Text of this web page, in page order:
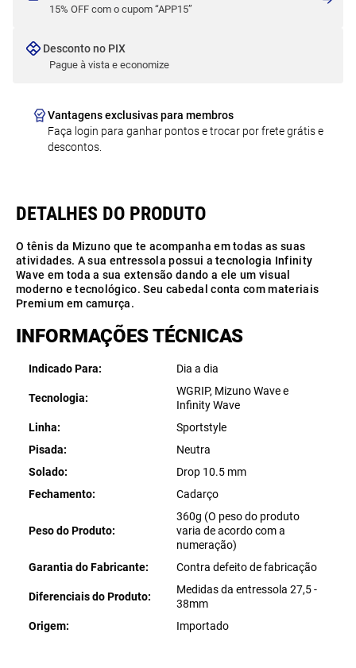
15% OFF com o cupom “APP15”
Desconto no PIX
Pague à vista e economize
Vantagens exclusivas para membros
Faça login para ganhar pontos e trocar por frete grátis e
descontos.
O tênis da Mizuno que te acompanha em todas as suas
atividades. A sua entressola possui a tecnologia Infinity
Wave em toda a sua extensão dando a ele um visual
moderno e tecnológico. Seu cabedal conta com materiais
Premium em camurça.
INFORMAÇÕES TÉCNICAS
Indicado Para Dia a dia
Tecnologia
WGRIP, Mizuno Wave e
Infinity Wave
Linha
Sportstyle
Pisada
Neutra
Solado
Drop 10.5 mm
Fechamento
Cadarço
Peso do Produto
360g (O peso do produto
varia de acordo com a
numeração)
Garantia do Fabricante
Contra defeito de fabricação
Diferenciais do Produto
Medidas da entressola 27,5 -
38mm
Origem
Importado